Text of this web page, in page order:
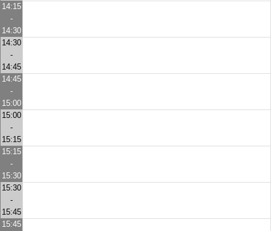
14:15
-
14:30
14:30
-
14:45
14:45
-
15:00
15:00
-
15:15
15:15
-
15:30
15:30
-
15:45
15:45